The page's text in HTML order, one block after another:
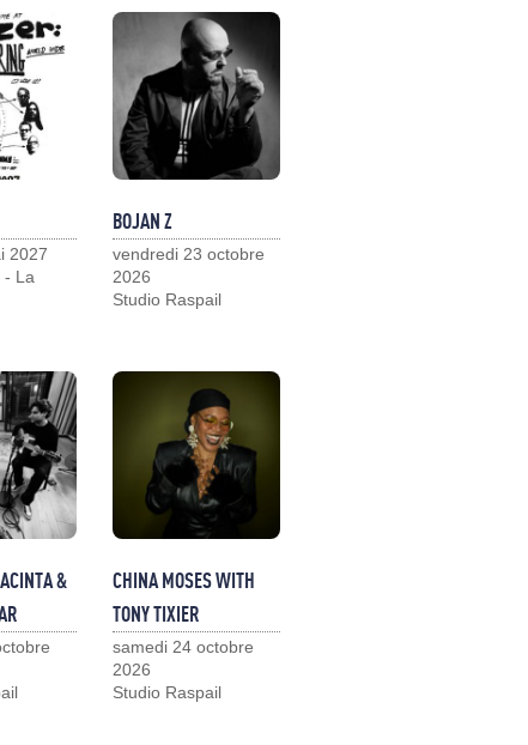
2027
- La
BOJAN Z
vendredi 23 octobre
2026
Studio Raspail
&
CHINA MOSES WITH
TONY TIXIER
samedi 24 octobre
2026
Studio Raspail